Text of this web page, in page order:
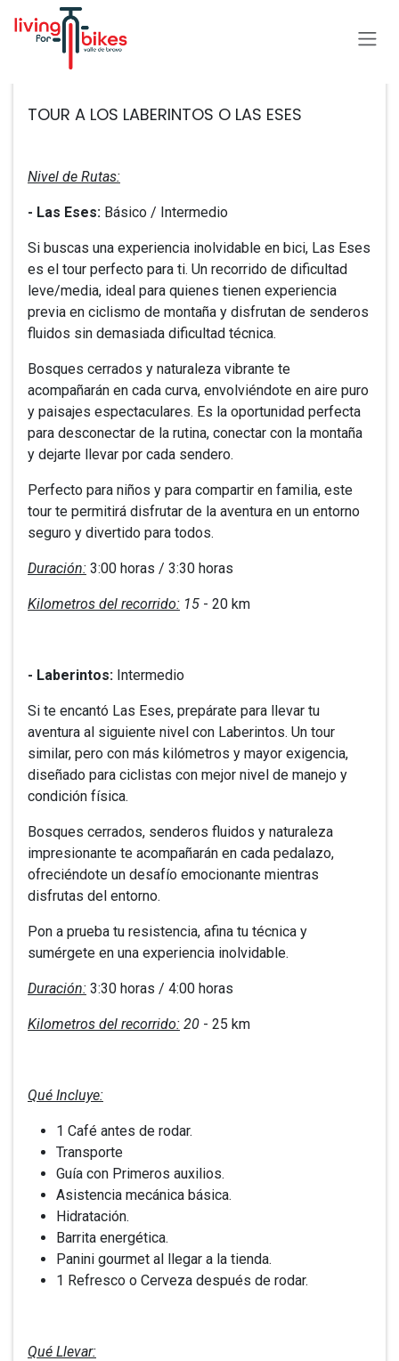
TOUR A LOS LABERINTOS O LAS ESES
Nivel de Rutas:
- ​Las Eses: Básico / Intermedio
Si buscas una experiencia inolvidable en bici, Las Eses
es el tour perfecto para ti. Un recorrido de dificultad
leve/media, ideal para quienes tienen experiencia
previa en ciclismo de montaña y disfrutan de senderos
fluidos sin demasiada dificultad técnica.
Bosques cerrados y naturaleza vibrante te
acompañarán en cada curva, envolviéndote en aire puro
y paisajes espectaculares. Es la oportunidad perfecta
para desconectar de la rutina, conectar con la montaña
y dejarte llevar por cada sendero.
Perfecto para niños y para compartir en familia, este
tour te permitirá disfrutar de la aventura en un entorno
seguro y divertido para todos.
Duración: 3:00 horas / 3:30 horas
Kilometros del recorrido: 15 - 20 km
- Laberintos: Intermedio
Si te encantó Las Eses, prepárate para llevar tu
aventura al siguiente nivel con Laberintos. Un tour
similar, pero con más kilómetros y mayor exigencia,
diseñado para ciclistas con mejor nivel de manejo y
condición física.
Bosques cerrados, senderos fluidos y naturaleza
impresionante te acompañarán en cada pedalazo,
ofreciéndote un desafío emocionante mientras
disfrutas del entorno.
Pon a prueba tu resistencia, afina tu técnica y
sumérgete en una experiencia inolvidable.
Duración: 3:30 horas / 4:00 horas
Kilometros del recorrido: 20 - 25 km
Qué Incluye:
1 Café antes de rodar.
Transporte
Guía con Primeros auxilios.
Asistencia mecánica básica.
Hidratación.
Barrita energética.
Panini gourmet al llegar a la tienda.
1 Refresco o Cerveza después de rodar.
Qué Llevar: